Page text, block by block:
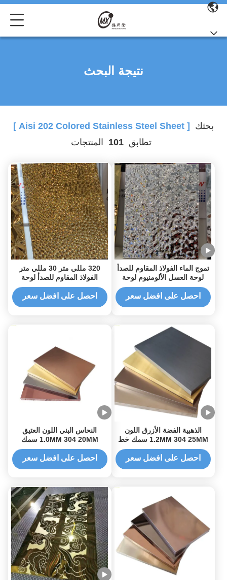
نتيجة البحث
بحثك [ Aisi 202 Colored Stainless Steel Sheet ]
تطابق101 المنتجات
تموج الماء الفولاذ المقاوم للصدأ
لوحة العسل الألومنيوم لوحة
الحائط Cyclinder 1450mm
احصل على افضل سعر
320 مللي متر 30 مللي متر
الفولاذ المقاوم للصدأ لوحة
العسل مرآة مختومة تنقش
الفضة الذهب الألومنيوم لوحة
احصل على افضل سعر
الذهبية الفضة الأزرق اللون
1.2MM 304 25MM سمك خط
الشعر ممشح حشيش العسل
لوحة الفولاذ المقاوم للصدأ
احصل على افضل سعر
النحاس البني اللون العتيق
1.0MM 304 20MM سمك
الاهتزاز حشيش العسل لوحة
الفولاذ المقاوم للصدأ
احصل على افضل سعر